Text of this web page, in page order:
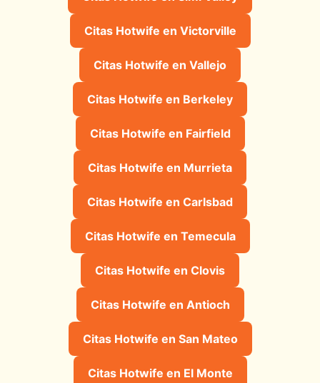
Citas Hotwife en Victorville
Citas Hotwife en Vallejo
Citas Hotwife en Berkeley
Citas Hotwife en Fairfield
Citas Hotwife en Murrieta
Citas Hotwife en Carlsbad
Citas Hotwife en Temecula
Citas Hotwife en Clovis
Citas Hotwife en Antioch
Citas Hotwife en San Mateo
Citas Hotwife en El Monte